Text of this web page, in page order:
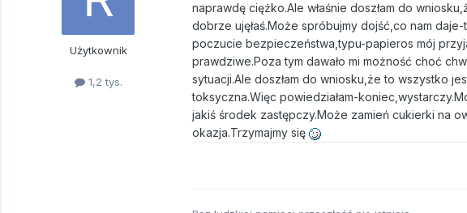
Użytkownik
1,2 tys.
naprawdę ciężko.Ale właśnie doszłam do
dobrze ujęłaś.Może spróbujmy dojść,co nam
poczucie bezpieczeństwa,typu-papieros mój
prawdziwe.Poza tym dawało mi możność choć
sytuacji.Ale doszłam do wniosku,że to wszystko
toksyczna.Więc powiedziałam-
jakiś środek zastępczy.Może zamień cukierki na
okazja.Trzymajmy się